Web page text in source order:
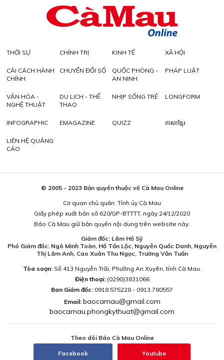
THỜI SỰ CHÍNH TRỊ KINH TẾ XÃ HỘI
CẢI CÁCH HÀNH
CHÍNH
CHUYỂN ĐỔI SỐ
QUỐC PHÒNG -
AN NINH
PHÁP LUẬT
VĂN HÓA -
NGHỆ THUẬT
DU LỊCH - THỂ
THAO
NHỊP SỐNG TRẺ LONGFORM
INFOGRAPHIC EMAGAZINE QUIZZ ភាសាខ្មែរ
LIÊN HỆ QUẢNG
CÁO
© 2005 - 2023 Bản quyền thuộc về Cà Mau Online
Cơ quan chủ quản: Tỉnh ủy Cà Mau
Giấy phép xuất bản số 620/GP-BTTTT, ngày 24/12/2020
Báo Cà Mau giữ bản quyền nội dung trên website này.
Giám đốc: Lâm Hồ Sỹ
Phó Giám đốc: Ngô Minh Toàn, Hồ Tấn Lộc, Nguyễn Quốc Danh, Nguyễn
Thị Lâm Anh, Cao Xuân Thu Ngọc, Trương Văn Tuấn
Tòa soạn:Số 413 Nguyễn Trãi, Phường An Xuyên, tỉnh Cà Mau.
Điện thoại: (0290)3831066
Ban Giám đốc: 0918.575228 - 0913.780557
Email: baocamau@gmail.com
baocamau.phongkythuat@gmail.com
Theo dõi Báo Cà Mau Online
Facebook Youtube